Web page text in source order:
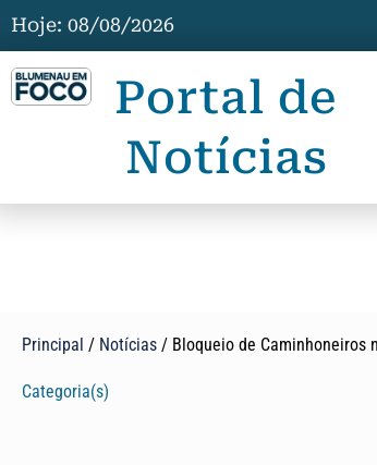
Hoje: 08/08/2026
Portal de
Notícias
Principal / Notícias / Bloqueio de Caminhoneiros
Categoria(s)